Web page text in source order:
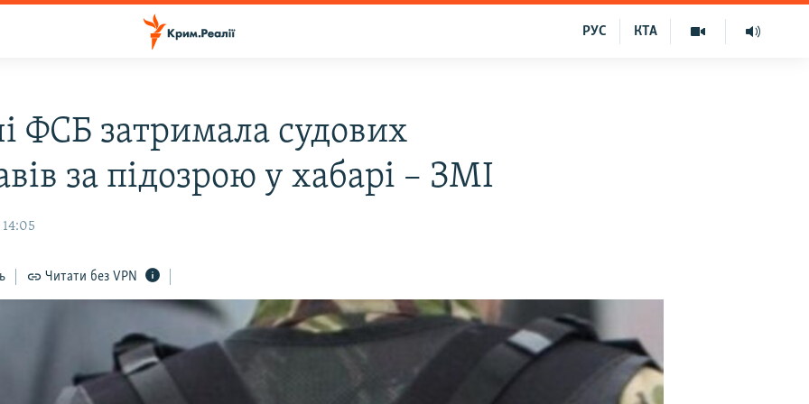
КТА
РУС
ФСБ затримала судових
за підозрою у хабарі – ЗМІ
14:05
Читати без VPN